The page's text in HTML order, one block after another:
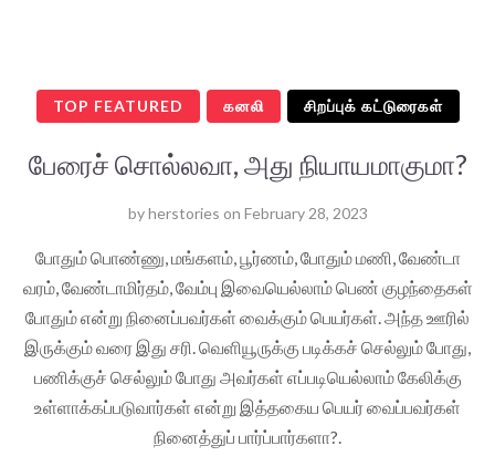
TOP FEATURED கனலி சிறப்புக் கட்டுரைகள்
பேரைச் சொல்லவா, அது நியாயமாகுமா?
byherstories on February 28, 2023
போதும் பொண்ணு, மங்களம், பூர்ணம், போதும் மணி, வேண்டா
வரம், வேண்டாமிர்தம், வேம்பு இவையெல்லாம் பெண் குழந்தைகள்
போதும் என்று நினைப்பவர்கள் வைக்கும் பெயர்கள். அந்த ஊரில்
இருக்கும் வரை இது சரி. வெளியூருக்கு படிக்கச் செல்லும் போது,
பணிக்குச் செல்லும் போது அவர்கள் எப்படியெல்லாம் கேலிக்கு
உள்ளாக்கப்படுவார்கள் என்று இத்தகைய பெயர் வைப்பவர்கள்
நினைத்துப் பார்ப்பார்களா?.